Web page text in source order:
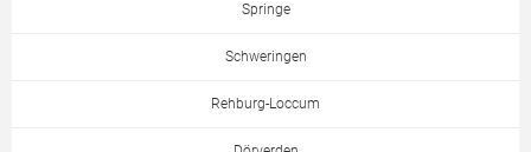
Springe
Schweringen
Rehburg-Loccum